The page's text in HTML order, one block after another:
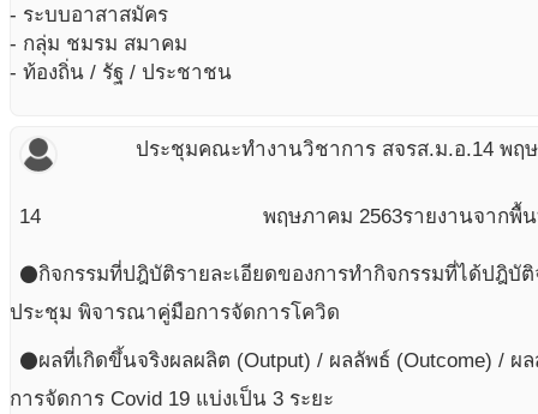
- ระบบอาสาสมัคร
- กลุ่ม ชมรม สมาคม
- ท้องถิ่น / รัฐ / ประชาชน
ประชุมคณะทำงานวิชาการ สจรส.ม.อ.14 พฤ
14 พฤษภาคม 2563รายงานจากพื้น
circleกิจกรรมที่ปฎิบัติรายละเอียดของการทำกิจกรรมที่ได้ปฎิบัติ
ประชุม พิจารณาคู่มือการจัดการโควิด
circleผลที่เกิดขึ้นจริงผลผลิต (Output) / ผลลัพธ์ (Outcome) /
การจัดการ Covid 19 แบ่งเป็น 3 ระยะ